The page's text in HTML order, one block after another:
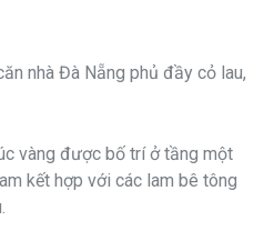
vàng được bố trí ở tầng một
kết hợp với các lam bê tông